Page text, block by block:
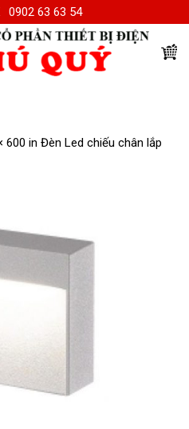
0902 63 63 54
600 in Đèn Led chiếu chân lắp